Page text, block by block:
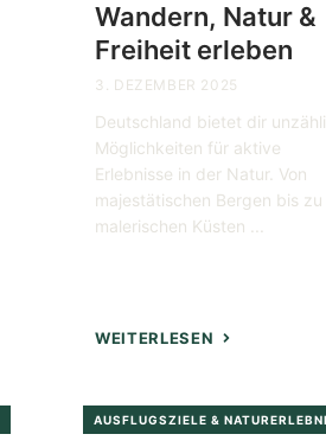
Wandern, Natur &
Freiheit erleben
3. DEZEMBER 2025
Deutschland bietet dir
Möglichkeiten für aktive
Erlebnisse in der Natur. Von
majestätischen Bergen bis zu
malerischen Küsten ...
WEITERLESEN
AUSFLUGSZIELE &